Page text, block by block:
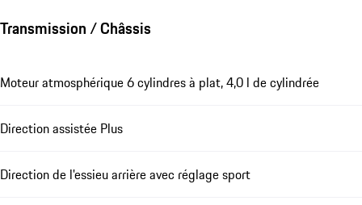
Transmission / Châssis
Moteur atmosphérique 6 cylindres à plat, 4,0 l de cylindrée
Direction assistée Plus
Direction de l'essieu arrière avec réglage sport